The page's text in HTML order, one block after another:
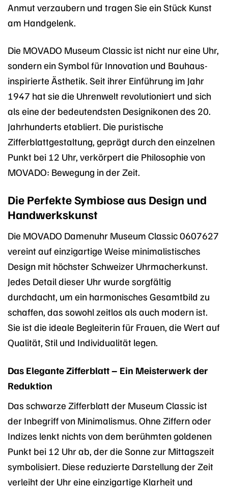
Anmut verzaubern und tragen Sie ein Stück Kunst
am Handgelenk.
Die MOVADO Museum Classic ist nicht nur eine Uhr,
sondern ein Symbol für Innovation und Bauhaus-
inspirierte Ästhetik. Seit ihrer Einführung im Jahr
1947 hat sie die Uhrenwelt revolutioniert und sich
als eine der bedeutendsten Designikonen des 20.
Jahrhunderts etabliert. Die puristische
Zifferblattgestaltung, geprägt durch den einzelnen
Punkt bei 12 Uhr, verkörpert die Philosophie von
MOVADO: Bewegung in der Zeit.
Die Perfekte Symbiose aus Design und
Handwerkskunst
Die MOVADO Damenuhr Museum Classic 0607627
vereint auf einzigartige Weise minimalistisches
Design mit höchster Schweizer Uhrmacherkunst.
Jedes Detail dieser Uhr wurde sorgfältig
durchdacht, um ein harmonisches Gesamtbild zu
schaffen, das sowohl zeitlos als auch modern ist.
Sie ist die ideale Begleiterin für Frauen, die Wert auf
Qualität, Stil und Individualität legen.
Das Elegante Zifferblatt – Ein Meisterwerk der
Reduktion
Das schwarze Zifferblatt der Museum Classic ist
der Inbegriff von Minimalismus. Ohne Ziffern oder
Indizes lenkt nichts von dem berühmten goldenen
Punkt bei 12 Uhr ab, der die Sonne zur Mittagszeit
symbolisiert. Diese reduzierte Darstellung der Zeit
verleiht der Uhr eine einzigartige Klarheit und